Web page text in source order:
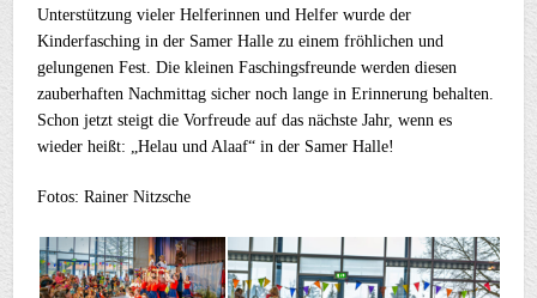
Unterstützung vieler Helferinnen und Helfer wurde der
Kinderfasching in der Samer Halle zu einem fröhlichen und
gelungenen Fest. Die kleinen Faschingsfreunde werden diesen
zauberhaften Nachmittag sicher noch lange in Erinnerung behalten.
Schon jetzt steigt die Vorfreude auf das nächste Jahr, wenn es
wieder heißt: „Helau und Alaaf“ in der Samer Halle!
Fotos: Rainer Nitzsche